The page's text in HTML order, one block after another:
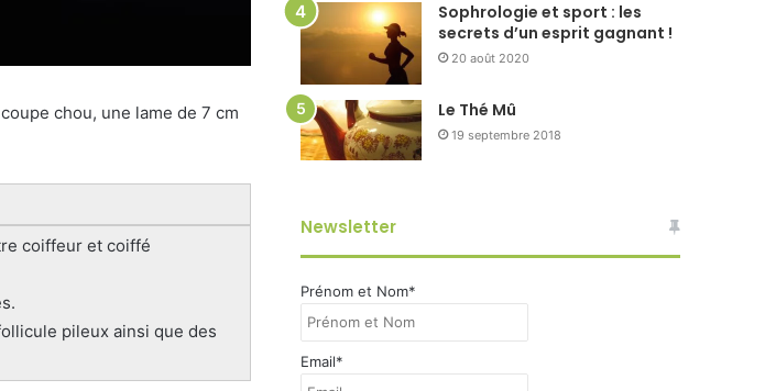
chou, une lame de 7 cm
coiffeur et coiffé
pileux ainsi que des
Sophrologie et sport : les
secrets d’un esprit gagnant !
20 août 2020
Le Thé Mû
19 septembre 2018
Newsletter
Prénom et Nom*
Email*